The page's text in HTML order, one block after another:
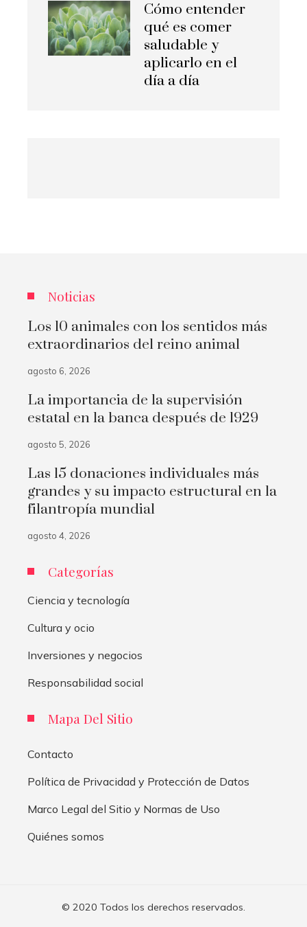
Cómo entender
qué es comer
saludable y
aplicarlo en el
día a día
Noticias
Los 10 animales con los sentidos más
extraordinarios del reino animal
agosto 6, 2026
La importancia de la supervisión
estatal en la banca después de 1929
agosto 5, 2026
Las 15 donaciones individuales más
grandes y su impacto estructural en la
filantropía mundial
agosto 4, 2026
Categorías
Ciencia y tecnología
Cultura y ocio
Inversiones y negocios
Responsabilidad social
Mapa Del Sitio
Contacto
Política de Privacidad y Protección de Datos
Marco Legal del Sitio y Normas de Uso
Quiénes somos
© 2020 Todos los derechos reservados.